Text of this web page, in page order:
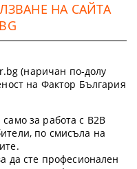
НА САЙТА
(наричан по-долу
на Фактор България
за работа с B2B
по смисъла на
да сте професионален